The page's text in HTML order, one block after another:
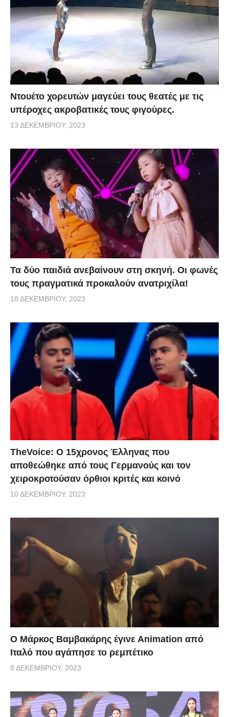
Ντουέτο χορευτών μαγεύει τους θεατές με τις
υπέροχες ακροβατικές τους φιγούρες.
13 ΔΕΚΕΜΒΡΊΟΥ, 2023
Τα δύο παιδιά ανεβαίνουν στη σκηνή. Οι φωνές
τους πραγματικά προκαλούν ανατριχίλα!
10 ΔΕΚΕΜΒΡΊΟΥ, 2023
TheVoice: Ο 15χρονος Έλληνας που
αποθεώθηκε από τους Γερμανούς και τον
χειροκροτούσαν όρθιοι κριτές και κοινό
10 ΔΕΚΕΜΒΡΊΟΥ, 2023
Ο Μάρκος Βαμβακάρης έγινε Αnimation από
Ιταλό που αγάπησε το ρεμπέτικο
8 ΔΕΚΕΜΒΡΊΟΥ, 2023